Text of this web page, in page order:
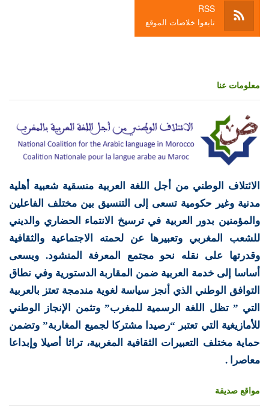
RSS
تابعوا خلاصات الموقع
معلومات عنا
الائتلاف الوطني من أجل اللغة العربية منسقية شعبية أهلية
مدنية وغير حكومية تسعى إلى التنسيق بين مختلف الفاعلين
والمؤمنين بدور العربية في ترسيخ الانتماء الحضاري والديني
للشعب المغربي وتعبيرها عن لحمته الاجتماعية والثقافية
وقدرتها على نقله نحو مجتمع المعرفة المنشود. ويسعى
أساسا إلى خدمة العربية ضمن المقاربة الدستورية وفي نطاق
التوافق الوطني الذي أنجز سياسة لغوية مندمجة تعتز بالعربية
التي ” تظل اللغة الرسمية للمغرب” وتثمن الإنجاز الوطني
للأمازيغية التي تعتبر “رصيدا مشتركا لجميع المغاربة” وتضمن
حماية مختلف التعبيرات الثقافية المغربية، تراثا أصيلا وإبداعا
معاصرا .
مواقع صديقة